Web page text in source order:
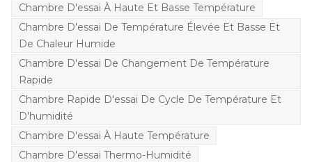
Chambre D'essai À Haute Et Basse Température
Chambre D'essai De Température Élevée Et Basse Et
De Chaleur Humide
Chambre D'essai De Changement De Température
Rapide
Chambre Rapide D'essai De Cycle De Température Et
D'humidité
Chambre D'essai À Haute Température
Chambre D'essai Thermo-Humidité